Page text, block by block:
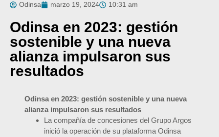
Odinsa marzo 19, 2024 10:31 am
Odinsa en 2023: gestión
sostenible y una nueva
alianza impulsaron sus
resultados
Odinsa en 2023: gestión sostenible y una nueva
alianza impulsaron sus resultados
La compañía de concesiones del Grupo Argos
inició la operación de su plataforma Odinsa